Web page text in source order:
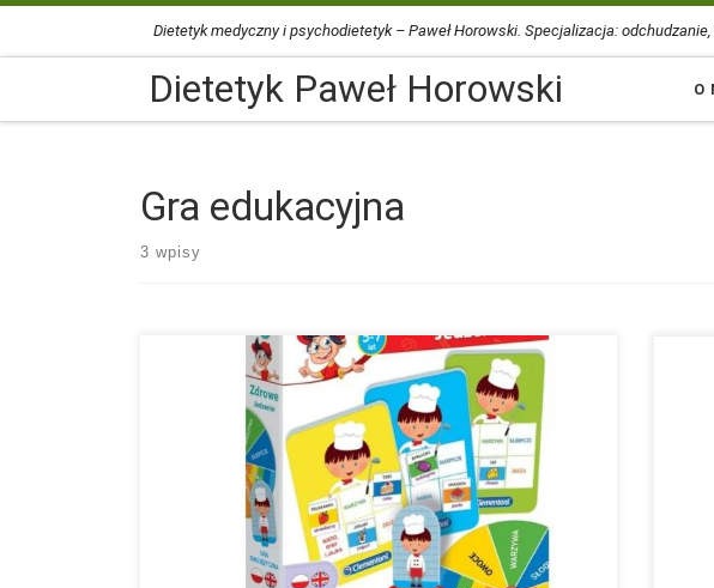
Przejdź do treściDietetyk medyczny i psychodietetyk – Paweł Horowski. Specjalizacja:
Dietetyk Paweł Horowski O
Gra edukacyjna
3 wpisy
Uczcie się ze swoimi dziećmi poprzez zabawę. Gra „Zdrowe
Jedzenie” uczy rozpoznawać produkty żywnościowe i układać
zdrową dietę. Dowiedzcie się jak jeść zdrowo, polecam tę grę.
Dietetyk Paweł Horowski ☎️ 501 473 102 📧 pawel@dietetyk-
horowski.pl #Dieta #ZdroweOdżywianie #GraEdukacyjna
#ZdrowaZabawa #DietetykPoleca #dietetyk_pawel_horowski